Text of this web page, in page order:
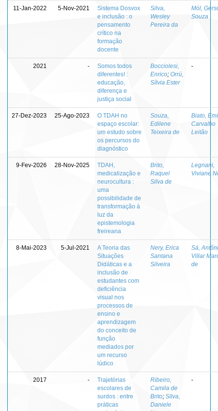
11-Jan-2022 5-Nov-2021
Sistema Dosvox
e inclusão : o
pensamento
crítico na
formação
docente
Silva,
Wesley
Pereira da
Mól,
Souza
2021 -
Somos todos
diferentes! :
educação,
diferença e
justiça social
Bocciolesi,
Enrico; Orrú,
Sílvia Ester
-
27-Dez-2023 25-Ago-2023
O TDAH no
espaço escolar:
um estudo sobre
os percursos do
diagnóstico
Souza,
Edilene
Teixeira de
Biato,
Carvalho
Leitão
9-Fev-2026 28-Nov-2025
TDAH,
medicalização e
neurocultura :
uma
possibilidade de
transformação à
luz da
epistemologia
freireana
Brito,
Raquel
Silva de
Legnani,
Viviane
8-Mai-2023 5-Jul-2021
A Teoria das
Situações
Didáticas e a
inclusão de
estudantes com
deficiência
visual nos
processos de
ensino e
aprendizagem
do conceito de
função
mediados por
um recurso
lúdico
Nery, Erica
Santana
Silveira
Sá,
Villar
de
2017 -
Trajetórias
escolares de
surdos : entre
práticas
Ribeiro,
Camila de
Brito; Silva,
Daniele
-